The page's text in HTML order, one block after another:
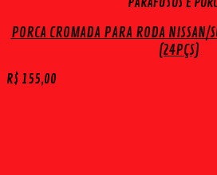
PARAFUSOS E
PORCA CROMADA PARA RODA
(24PÇS)
R$ 155,00